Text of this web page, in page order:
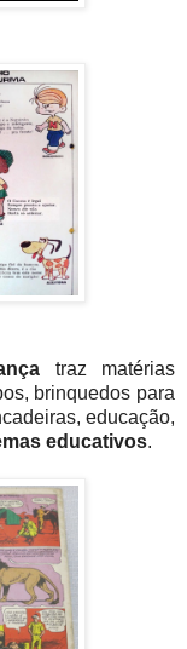
traz matérias
brinquedos para
educação,
educativos.